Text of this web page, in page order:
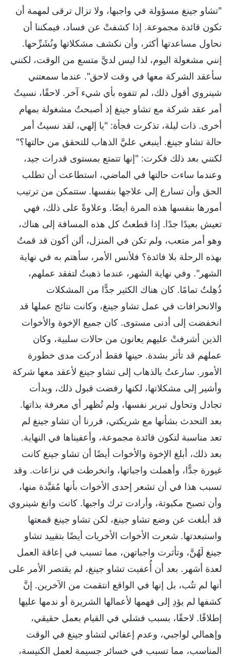
"تشاو جينغ مسؤولة في واجبها، ولا تزال ترقى لمهمة أن
تكون قائدة مجموعة. إذا كشفتْ عن فساد، فيمكننا أن
نحاول مساعدتها أكثر، وأن نكشف مشكلاتها ونُشَرِّحها.
إنني مشغولة اليوم، لذا ليس لديَّ متسع من الوقت، لكنني
سأعقد الشركة معها في وقت لاحق". عندما سمعتني
شينروي أقول ذلك، لم تتفوه بأي شيء آخر. لاحقًا، نسيتُ
أمر عقد شركة مع تشاو جينغ إذ أصبحتُ مشغولة بمهام
أخرى. ذات ليلة، تذكرت فجأة: "يا إلهي، لقد نسيتُ أمر
حالة تشاو جينغ. أينبغي عليَّ الذهاب للتحقق من حالتها؟"
لكنني بعد ذلك فكرت: "إنها تتمتع بمستوى قدرات جيد،
وعندما ساءت حالتها في الماضي، استطاعت أن تطلب
الحق وأن تسارع إلى علاجها بنفسها. ستتمكن من ترتيب
أمورها بنفسها هذه المرة أيضًا. وعلاوةً على ذلك، فهي
تعيش بعيدًا جدًا. إذا قطعتُ كل هذه المسافة إلى هناك،
وهو أمر متعب، ولم تكن في المنزل، ألن أكون قد قمتُ
بهذه الرحلة بلا فائدة؟ فلأنس الأمر، سأهتم به في نهاية
الشهر". وفي نهاية الشهر، عندما ذهبتُ لتفقد عملهم،
ذُهِلتُ تمامًا. كان هناك الكثير جدًّا من المشكلات
والانحرافات في عمل تشاو جينغ، وكانت نتائج عملها قد
انخفضت إلى أدنى مستوى. كان جميع الإخوة والأخوات
الذين أشرفتْ عليهم يعانون من حالات سلبية، وكان
عملهم قد تأثر بشدة. حينها فقط أدركت مدى خطورة
الأمور. سارعتُ بالذهاب إلى تشاو جينغ لأعقد معها شركة
وأشير إلى مشكلاتها، لكنها رفضت قبول ذلك، وبدأت
تجادل وتحاول تبرير نفسها، ولم تُظهر أي معرفة بذاتها.
بعد التحدث بشأنها مع شريكتي، قررنا أن تشاو جينغ لم
تعد مناسبة لتكون قائدة مجموعة، وأعفيناها في النهاية.
بعد ذلك، أبلغ الإخوة والأخوات أيضًا أن تشاو جينغ كانت
غيورة جدًّا، وأهملت واجباتها، وانخرطت في نزاعات. وقد
تسبب هذا في أن تشعر إحدى الأخوات بأنها مُقيَّدة منها،
وأن تصبح مكبوتة، وأرادت ترك واجبها. كانت وانغ شينروي
قد أبلغت عن وضع تشاو جينغ، لكن تشاو جينغ قمعتها
واستبعدتها. شعرت الأخوات الأخريات أيضًا بتقييد تشاو
جينغ لَهُنَّ، وتأثرت واجباتهن، مما تسبب في إعاقة العمل
لعدة أشهر. بعد أن أُعفيت تشاو جينغ، لم يقتصر الأمر على
أنها لم تتُب، بل إنها في الواقع انتقمت من الآخرين. إنَّ
كشفها لم يؤدِ إلى فهمها لأعمالها الشريرة أو ندمها عليها
إطلاقًا. لاحقًا، بسبب فشلي في القيام بعمل حقيقي،
وإهمالي لواجبي، وعدم إعفائي لتشاو جينغ في الوقت
المناسب، مما تسبب في خسائر جسيمة لعمل الكنيسة،